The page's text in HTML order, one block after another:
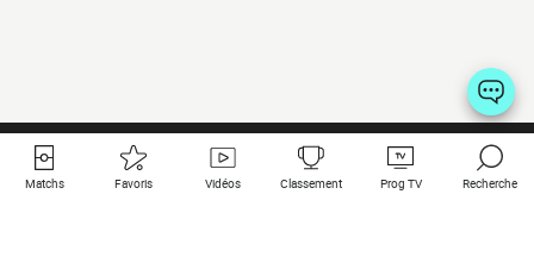
Matchs Favoris Vidéos Classement Prog TV Recherche